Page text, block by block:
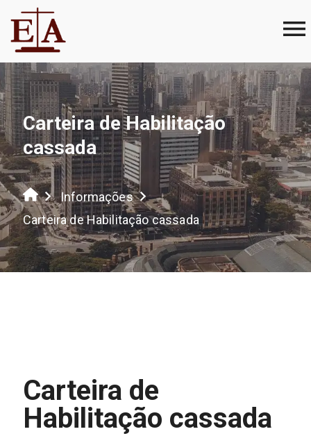
Carteira de Habilitação
cassada
Informações
Carteira de Habilitação cassada
Carteira de
Habilitação cassada